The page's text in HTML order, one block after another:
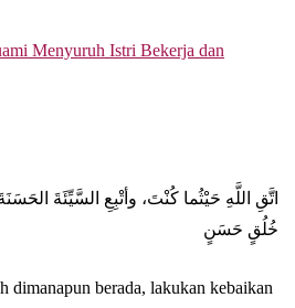
Menyuruh Istri Bekerja dan
اتَّقِ اللَّهِ حَيْثُما كُنْتَ، وأتْبِعِ السَّيِّئَةَ
خُلُقٍ حَسَنٍ
dimanapun berada, lakukan kebaikan